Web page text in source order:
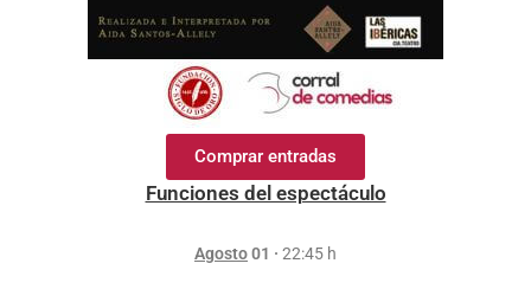
Comprar entradas
Funciones del espectáculo
Agosto01 · 22:45 h